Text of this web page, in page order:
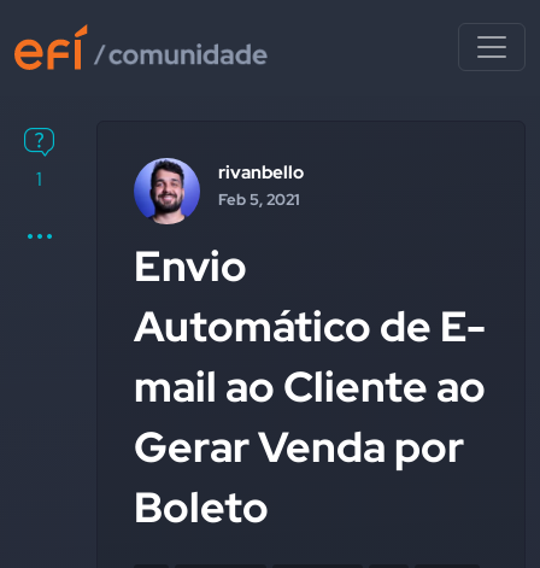
1 rivanbello
Feb 5, 2021
Envio
Automático de E-
mail ao Cliente ao
Gerar Venda por
Boleto